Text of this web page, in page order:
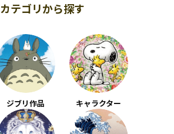
カテゴリから探す
ジブリ作品 キャラクター